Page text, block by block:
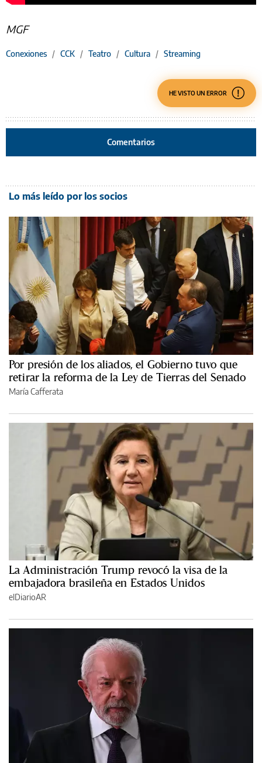
MGF
Conexiones / CCK / Teatro / Cultura / Streaming
HE VISTO UN ERROR
Comentarios
Lo más leído por los socios
Por presión de los aliados, el Gobierno tuvo que
retirar la reforma de la Ley de Tierras del Senado
María Cafferata
La Administración Trump revocó la visa de la
embajadora brasileña en Estados Unidos
elDiarioAR